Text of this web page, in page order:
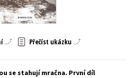
literatura
Všechny tituly
Přečíst ukázku
se stahují mračna. První díl